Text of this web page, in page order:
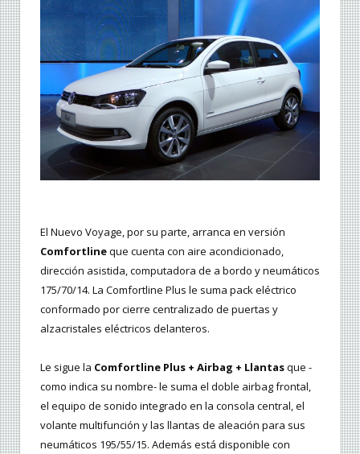
El Nuevo Voyage, por su parte, arranca en versión
Comfortlineque cuenta con aire acondicionado,
dirección asistida, computadora de a bordo y neumáticos
175/70/14. La Comfortline Plus le suma pack eléctrico
conformado por cierre centralizado de puertas y
alzacristales eléctricos delanteros.
Le sigue la Comfortline Plus + Airbag + Llantasque -
como indica su nombre- le suma el doble airbag frontal,
el equipo de sonido integrado en la consola central, el
volante multifunción y las llantas de aleación para sus
neumáticos 195/55/15. Además está disponible con